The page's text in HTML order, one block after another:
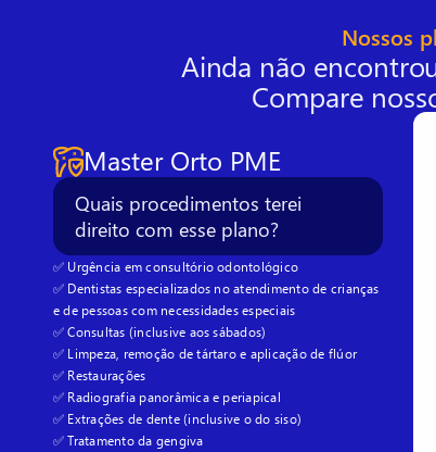
Nossos
Ainda não
Compare
Master Orto PME
Quais procedimentos terei
direito com esse plano?
✅ Urgência em consultório odontológico
✅ Dentistas especializados no atendimento de crianças
e de pessoas com necessidades especiais
✅ Consultas (inclusive aos sábados)
✅ Limpeza, remoção de tártaro e aplicação de flúor
✅ Restaurações
✅ Radiografia panorâmica e periapical
✅ Extrações de dente (inclusive o do siso)
✅ Tratamento da gengiva